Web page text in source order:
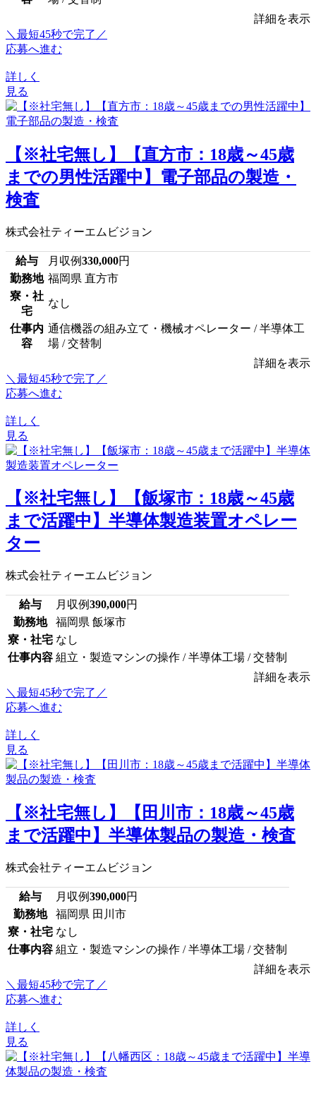
詳細を表示
＼最短45秒で完了／
応募へ進む
詳しく
見る
【※社宅無し】【直方市：18歳～45歳
までの男性活躍中】電子部品の製造・
検査
株式会社ティーエムビジョン
給与 月収例330,000円
勤務地 福岡県 直方市
寮・社
宅
なし
仕事内
容
通信機器の組み立て・機械オペレーター / 半導体工
場 / 交替制
詳細を表示
＼最短45秒で完了／
応募へ進む
詳しく
見る
【※社宅無し】【飯塚市：18歳～45歳
まで活躍中】半導体製造装置オペレー
ター
株式会社ティーエムビジョン
給与 月収例390,000円
勤務地
福岡県 飯塚市
寮・社宅 なし
仕事内容 組立・製造マシンの操作 / 半導体工場 / 交替制
詳細を表示
＼最短45秒で完了／
応募へ進む
詳しく
見る
【※社宅無し】【田川市：18歳～45歳
まで活躍中】半導体製品の製造・検査
株式会社ティーエムビジョン
給与 月収例390,000円
勤務地
福岡県 田川市
寮・社宅 なし
仕事内容 組立・製造マシンの操作 / 半導体工場 / 交替制
詳細を表示
＼最短45秒で完了／
応募へ進む
詳しく
見る